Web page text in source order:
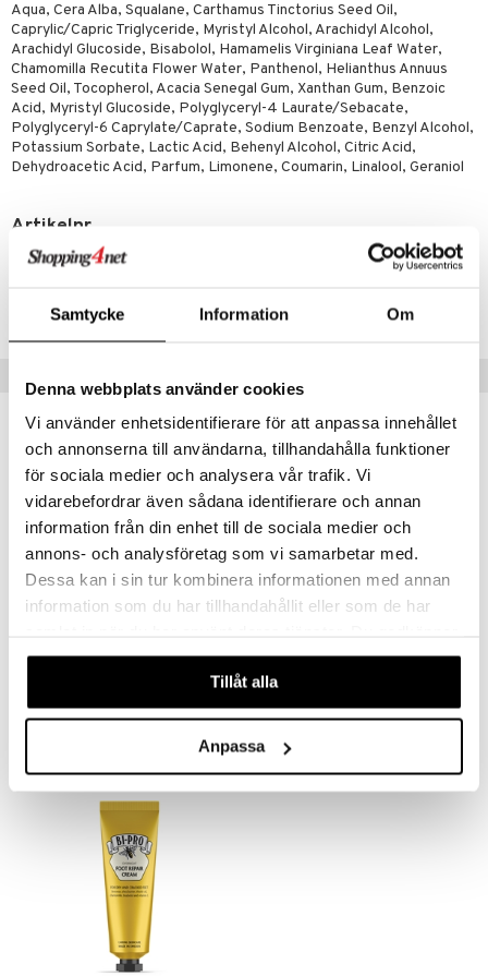
Samtycke Information Om
Denna webbplats använder cookies
Vi använder enhetsidentifierare för att anpassa innehållet
och annonserna till användarna, tillhandahålla funktioner
för sociala medier och analysera vår trafik. Vi
vidarebefordrar även sådana identifierare och annan
information från din enhet till de sociala medier och
annons- och analysföretag som vi samarbetar med.
Dessa kan i sin tur kombinera informationen med annan
information som du har tillhandahållit eller som de har
våra cookies vid fortsatt användande av vår webbplats.
Tillåt alla
Anpassa
Aqua, Cera Alba, Squalane, Carthamus Tinctorius Seed Oil,
Caprylic/Capric Triglyceride, Myristyl Alcohol, Arachidyl Alcohol,
Arachidyl Glucoside, Bisabolol, Hamamelis Virginiana Leaf Water,
Chamomilla Recutita Flower Water, Panthenol, Helianthus Annuus
Seed Oil, Tocopherol, Acacia Senegal Gum, Xanthan Gum, Benzoic
Acid, Myristyl Glucoside, Polyglyceryl-4 Laurate/Sebacate,
Polyglyceryl-6 Caprylate/Caprate, Sodium Benzoate, Benzyl Alcohol,
Potassium Sorbate, Lactic Acid, Behenyl Alcohol, Citric Acid,
Dehydroacetic Acid, Parfum, Limonene, Coumarin, Linalool, Geraniol
Artikelnr
HBPLB-BQ-50
Lägsta pris senaste 30 dagarna: 145 kr
Bi-pro Bisalva
99 kr
Bi-Pro Liniment
179 kr
oljor
utan sol